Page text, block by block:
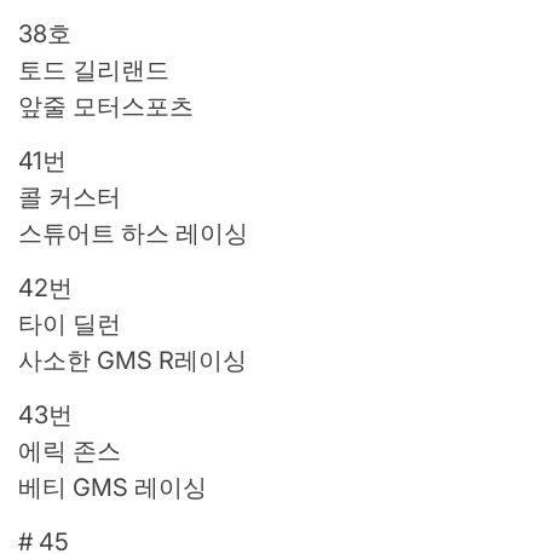
38호
토드 길리랜드
앞줄 모터스포츠
41번
콜 커스터
스튜어트 하스 레이싱
42번
타이 딜런
사소한 GMS R레이싱
43번
에릭 존스
베티 GMS 레이싱
# 45